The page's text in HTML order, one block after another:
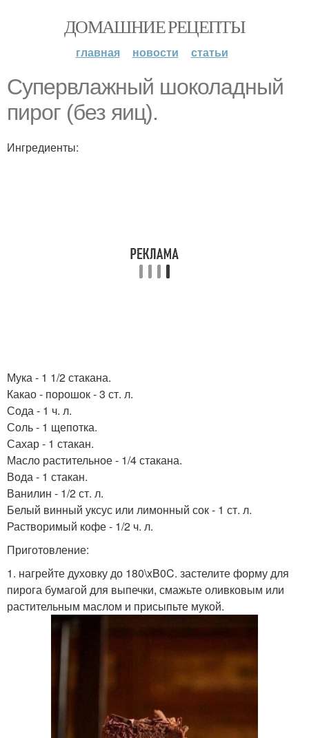
ДОМАШНИЕ РЕЦЕПТЫ
главная новости статьи
Супервлажный шоколадный
пирог (без яиц).
Ингредиенты:
Мука - 1 1/2 стакана.
Какао - порошок - 3 ст. л.
Сода - 1 ч. л.
Соль - 1 щепотка.
Сахар - 1 стакан.
Масло растительное - 1/4 стакана.
Вода - 1 стакан.
Ванилин - 1/2 ст. л.
Белый винный уксус или лимонный сок - 1 ст. л.
Растворимый кофе - 1/2 ч. л.
Приготовление:
1. нагрейте духовку до 180\xB0C. застелите форму для
пирога бумагой для выпечки, смажьте оливковым или
растительным маслом и присыпьте мукой.